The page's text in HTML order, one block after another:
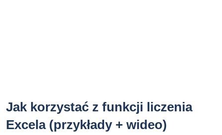
Jak korzystać z funkcji liczenia
Excela (przykłady + wideo)